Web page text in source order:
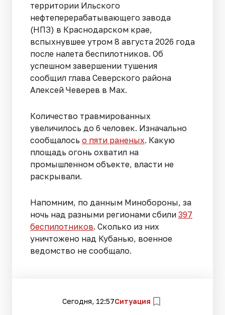
территории Ильского
нефтеперерабатывающего завода
(НПЗ) в Краснодарском крае,
вспыхнувшее утром 8 августа 2026 года
после налета беспилотников. Об
успешном завершении тушения
сообщил глава Северского района
Алексей Чеверев в Max.
Количество травмированных
увеличилось до 6 человек. Изначально
сообщалось о пяти раненых. Какую
площадь огонь охватил на
промышленном объекте, власти не
раскрывали.
Напомним, по данным Минобороны, за
ночь над разными регионами сбили 397
беспилотников. Сколько из них
уничтожено над Кубанью, военное
ведомство не сообщало.
Сегодня, 12:57Ситуация